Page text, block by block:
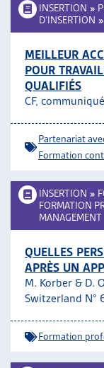
INSERTION »
D’INSERTION »
MEILLEUR
POUR
QUALIFIÉS
CF,
Partenariat
Formation
INSERTION »
FORMATION
MANAGEMENT
QUELLES
APRÈS UN
M. Korber & D.
Switzerland N°
Formation